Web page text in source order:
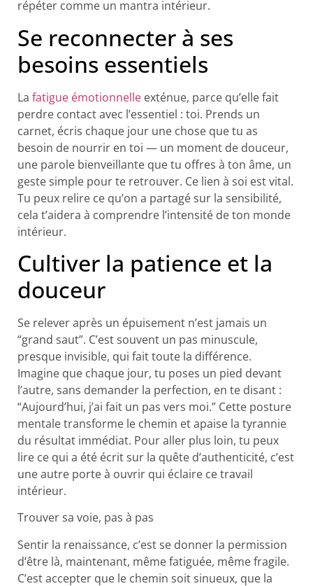
répéter comme un mantra intérieur.
Se reconnecter à ses
besoins essentiels
La fatigue émotionnelle exténue, parce qu’elle fait
perdre contact avec l’essentiel : toi. Prends un
carnet, écris chaque jour une chose que tu as
besoin de nourrir en toi — un moment de douceur,
une parole bienveillante que tu offres à ton âme, un
geste simple pour te retrouver. Ce lien à soi est vital.
Tu peux relire ce qu’on a partagé sur la sensibilité,
cela t’aidera à comprendre l’intensité de ton monde
intérieur.
Cultiver la patience et la
douceur
Se relever après un épuisement n’est jamais un
“grand saut”. C’est souvent un pas minuscule,
presque invisible, qui fait toute la différence.
Imagine que chaque jour, tu poses un pied devant
l’autre, sans demander la perfection, en te disant :
“Aujourd’hui, j’ai fait un pas vers moi.” Cette posture
mentale transforme le chemin et apaise la tyrannie
du résultat immédiat. Pour aller plus loin, tu peux
lire ce qui a été écrit sur la quête d’authenticité, c’est
une autre porte à ouvrir qui éclaire ce travail
intérieur.
Trouver sa voie, pas à pas
Sentir la renaissance, c’est se donner la permission
d’être là, maintenant, même fatiguée, même fragile.
C’est accepter que le chemin soit sinueux, que la